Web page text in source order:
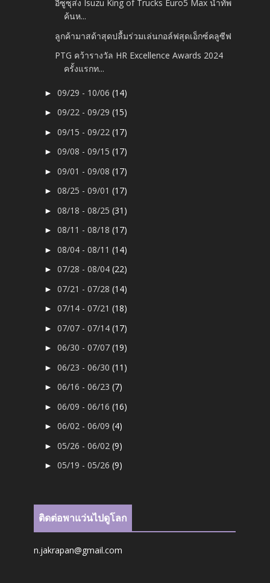
อีซูซุส่ง Isuzu King of Trucks Euro5 Max นำทัพ
ค้นห...
ลูกค้ามาสด้าสุดปลื้มร่วมเล่นกอล์ฟสุดเอ็กซ์คลูซีฟ
PTG คว้ารางวัล HR Excellence Awards 2024
ครั้งแรกท...
►09/29 - 10/06(14)
►09/22 - 09/29(15)
►09/15 - 09/22(17)
►09/08 - 09/15(17)
►09/01 - 09/08(17)
►08/25 - 09/01(17)
►08/18 - 08/25(31)
►08/11 - 08/18(17)
►08/04 - 08/11(14)
►07/28 - 08/04(22)
►07/21 - 07/28(14)
►07/14 - 07/21(18)
►07/07 - 07/14(17)
►06/30 - 07/07(19)
►06/23 - 06/30(11)
►06/16 - 06/23(7)
►06/09 - 06/16(16)
►06/02 - 06/09(4)
►05/26 - 06/02(9)
►05/19 - 05/26(9)
ติดต่อพาแว่นไปดูโลก
n.jakrapan@gmail.com